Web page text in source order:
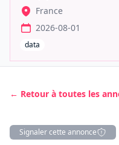
France
2026-08-01
data
← Retour à toutes les
Signaler cette annonce